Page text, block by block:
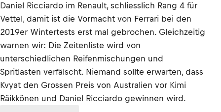
Daniel Ricciardo im Renault, schliesslich Rang 4 für
Vettel, damit ist die Vormacht von Ferrari bei den
2019er Wintertests erst mal gebrochen. Gleichzeitig
warnen wir: Die Zeitenliste wird von
unterschiedlichen Reifenmischungen und
Spritlasten verfälscht. Niemand sollte erwarten, dass
Kvyat den Grossen Preis von Australien vor Kimi
Räikkönen und Daniel Ricciardo gewinnen wird.